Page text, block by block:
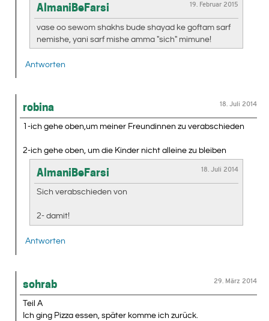
AlmaniBeFarsi 19. Februar 2015
vase oo sewom shakhs bude shayad ke goftam sarf
nemishe, yani sarf mishe amma "sich" mimune!
Antworten
robina 18. Juli 2014
1-ich gehe oben,um meiner Freundinnen zu verabschieden
2-ich gehe oben, um die Kinder nicht alleine zu bleiben
AlmaniBeFarsi 18. Juli 2014
Sich verabschieden von
2- damit!
Antworten
sohrab 29. März 2014
Teil A
Ich ging Pizza essen, später komme ich zurück.